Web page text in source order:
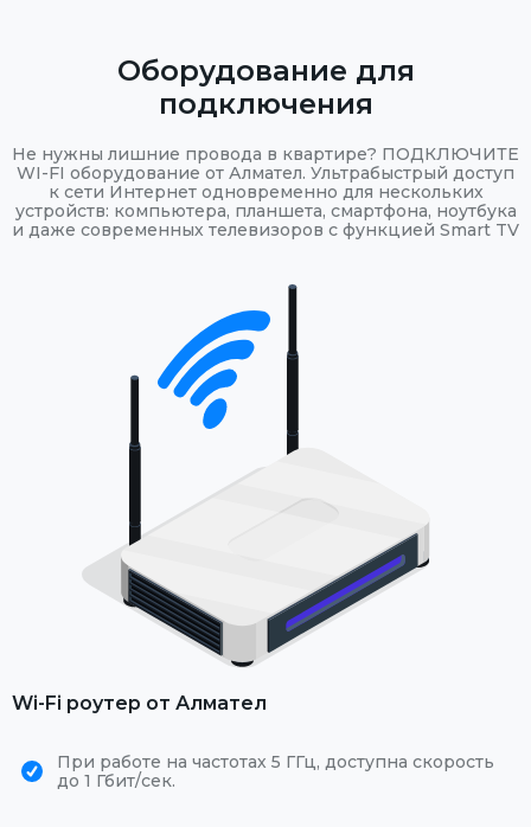
Оборудование для
подключения
Не нужны лишние провода в квартире? ПОДКЛЮЧИТЕ
WI-FI оборудование от Алмател. Ультрабыстрый доступ
к сети Интернет одновременно для нескольких
устройств: компьютера, планшета, смартфона, ноутбука
и даже современных телевизоров с функцией Smart TV
Wi-Fi роутер от Алмател
При работе на частотах 5 ГГц, доступна скорость
до 1 Гбит/сек.